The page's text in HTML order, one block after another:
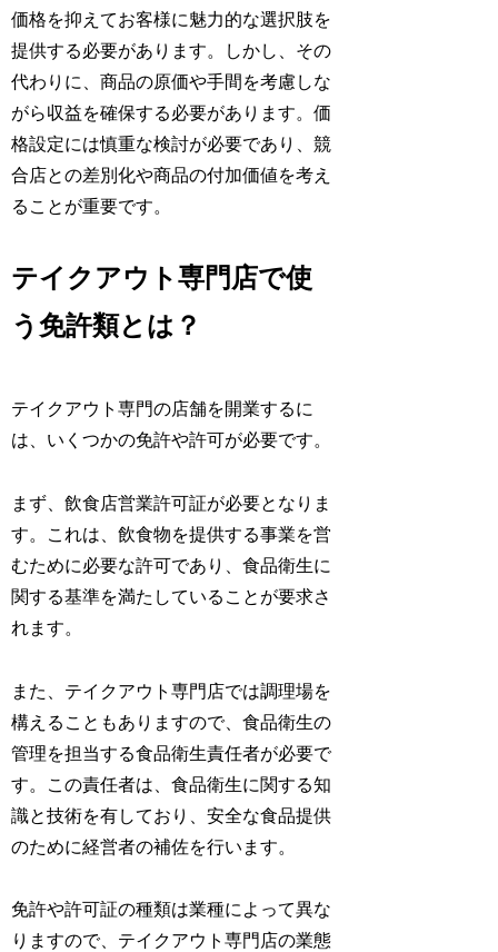
価格を抑えてお客様に魅力的な選択肢を
提供する必要があります。しかし、その
代わりに、商品の原価や手間を考慮しな
がら収益を確保する必要があります。価
格設定には慎重な検討が必要であり、競
合店との差別化や商品の付加価値を考え
ることが重要です。
テイクアウト専門店で使
う免許類とは？
テイクアウト専門の店舗を開業するに
は、いくつかの免許や許可が必要です。
まず、飲食店営業許可証が必要となりま
す。これは、飲食物を提供する事業を営
むために必要な許可であり、食品衛生に
関する基準を満たしていることが要求さ
れます。
また、テイクアウト専門店では調理場を
構えることもありますので、食品衛生の
管理を担当する食品衛生責任者が必要で
す。この責任者は、食品衛生に関する知
識と技術を有しており、安全な食品提供
のために経営者の補佐を行います。
免許や許可証の種類は業種によって異な
りますので、テイクアウト専門店の業態